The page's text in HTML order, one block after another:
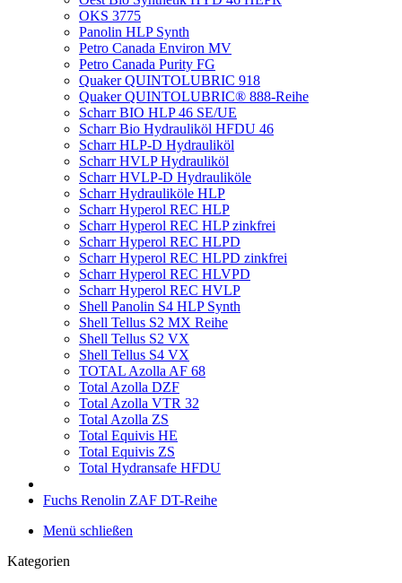
OKS 3775
Panolin HLP Synth
Petro Canada Environ MV
Petro Canada Purity FG
Quaker QUINTOLUBRIC 918
Quaker QUINTOLUBRIC® 888-Reihe
Scharr BIO HLP 46 SE/UE
Scharr Bio Hydrauliköl HFDU 46
Scharr HLP-D Hydrauliköl
Scharr HVLP Hydrauliköl
Scharr HVLP-D Hydrauliköle
Scharr Hydrauliköle HLP
Scharr Hyperol REC HLP
Scharr Hyperol REC HLP zinkfrei
Scharr Hyperol REC HLPD
Scharr Hyperol REC HLPD zinkfrei
Scharr Hyperol REC HLVPD
Scharr Hyperol REC HVLP
Shell Panolin S4 HLP Synth
Shell Tellus S2 MX Reihe
Shell Tellus S2 VX
Shell Tellus S4 VX
TOTAL Azolla AF 68
Total Azolla DZF
Total Azolla VTR 32
Total Azolla ZS
Total Equivis HE
Total Equivis ZS
Total Hydransafe HFDU
Fuchs Renolin ZAF DT-Reihe
Menü schließen
Kategorien